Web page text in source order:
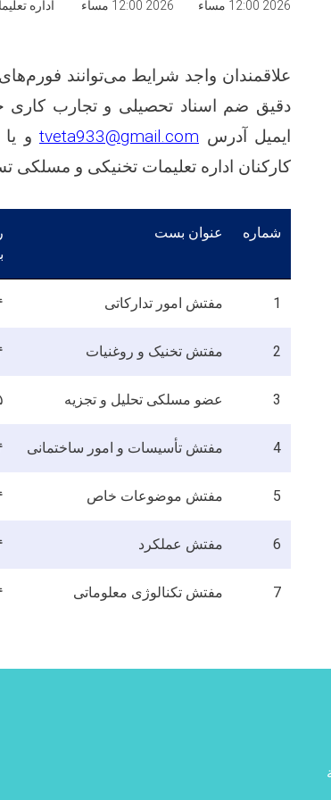
2026 12:00 مساء 2026 12:00 مساء اداره
علاقمندان واجد شرایط می‌توانند
دقیق ضم اسناد تحصیلی و تجارب کاری
ایمیل آدرس tveta933@gmail.com و
کارکنان اداره تعلیمات تخنیکی و مسلکی
شماره عنوان بست
1 مفتش امور تدارکاتی
2 مفتش تخنیک و روغنیات
3 عضو مسلکی تحلیل و تجزیه
4 مفتش تأسیسات و امور ساختمانی
5 مفتش موضوعات خاص
6 مفتش عملکرد
7 مفتش تکنالوژی معلوماتی